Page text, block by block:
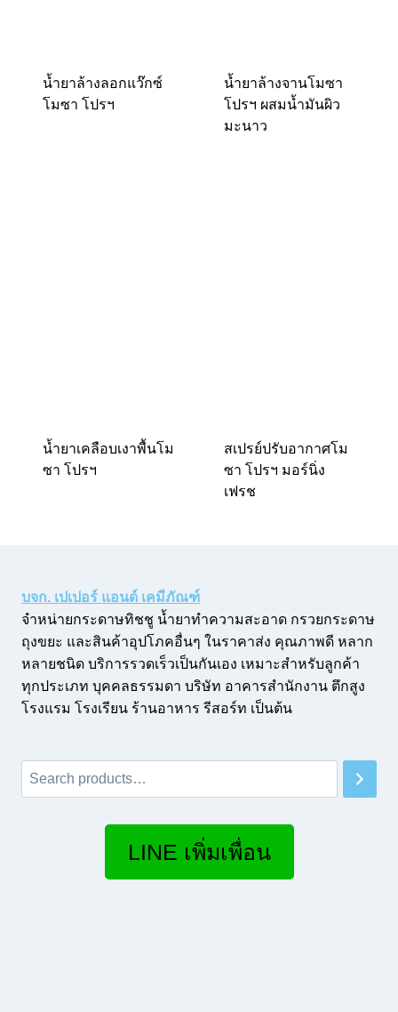
น้ำยาล้างลอกแว๊กซ์
โมซา โปรฯ
น้ำยาล้างจานโมซา
โปรฯ ผสมน้ำมันผิว
มะนาว
น้ำยาเคลือบเงาพื้นโม
ซา โปรฯ
สเปรย์ปรับอากาศโม
ซา โปรฯ มอร์นิ่ง
เฟรช
บจก. เปเปอร์ แอนด์ เคมีภัณฑ์
จำหน่ายกระดาษทิชชู น้ำยาทำความสะอาด กรวยกระดาษ
ถุงขยะ และสินค้าอุปโภคอื่นๆ ในราคาส่ง คุณภาพดี หลาก
หลายชนิด บริการรวดเร็วเป็นกันเอง เหมาะสำหรับลูกค้า
ทุกประเภท บุคคลธรรมดา บริษัท อาคารสำนักงาน ตึกสูง
โรงแรม โรงเรียน ร้านอาหาร รีสอร์ท เป็นต้น
Search
LINE เพิ่มเพื่อน